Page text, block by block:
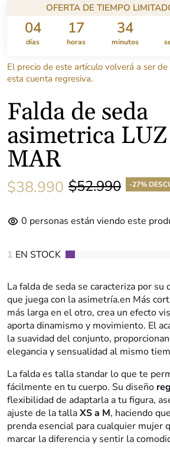
OFERTA DE TIEMPO
04
días
17
horas
34
minutos
El precio de este artículo volverá a ser de
esta cuenta regresiva.
Falda de seda
asimetrica
MAR
$38.990 $52.990 -27%
0 personas están viendo este
1 EN STOCK
La falda de seda se caracteriza por
que juega con la asimetría.en Más
más larga en el otro, crea un efecto
aporta dinamismo y movimiento. El
la suavidad del conjunto,
elegancia y sensualidad al mismo
La falda es talla standar lo que te
fácilmente en tu cuerpo. Su diseño
flexibilidad de adaptarla a tu figura,
ajuste de la tallaXS a M, haciendo
prenda esencial para cualquier mujer
marcar la diferencia y sentir la